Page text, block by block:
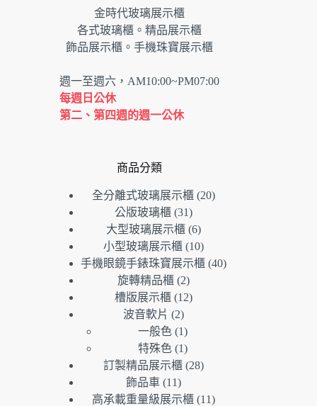
金時代玻璃展示櫃
各式玻璃櫃。精品展示櫃
飾品展示櫃。手機珠寶展示櫃
週一至週六，AM10:00~PM07:00
每週日公休
第二、第四週的週一公休
商品分類
全分離式玻璃展示櫃 2020
公版玻璃櫃 3131
個
產
品
大型玻璃展示櫃 66
個
產
小型玻璃展示櫃 1010
個
手機眼鏡手錶珠寶展示櫃 4040
旋轉精品櫃 22
個
品
槽版展示櫃 1212
波音軟片 22
個
產
品
一般色 11
個
產
特殊色 11
個
品
訂製精品展示櫃 2828
產
飾品車 1111
個
高承載重量級展示櫃 1111